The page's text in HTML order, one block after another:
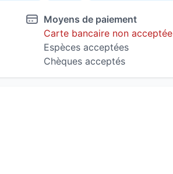
Moyens de paiement
Carte bancaire non acceptée
Espèces acceptées
Chèques acceptés